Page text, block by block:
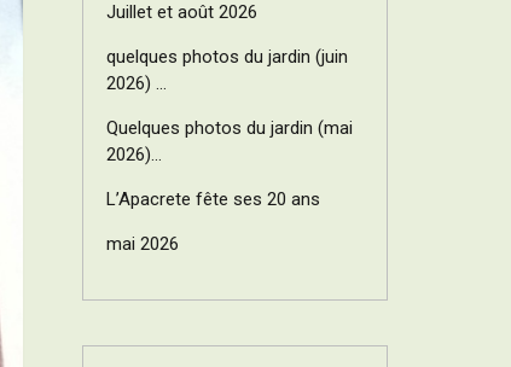
Juillet et août 2026
quelques photos du jardin (juin
2026) …
Quelques photos du jardin (mai
2026)…
L’Apacrete fête ses 20 ans
mai 2026